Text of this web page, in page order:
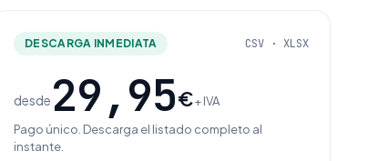
DESCARGA INMEDIATA CSV · XLSX
desde 29,95€+ IVA
Pago único. Descarga el listado completo al
instante.